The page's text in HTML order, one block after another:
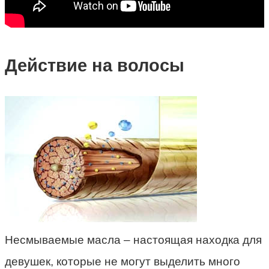
Действие на волосы
Несмываемые масла – настоящая находка для
девушек, которые не могут выделить много